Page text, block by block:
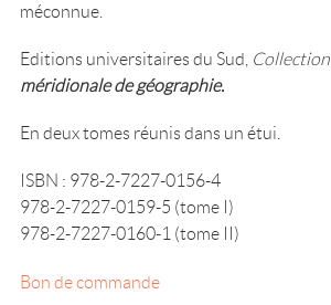
méconnue.
Editions universitaires du Sud, Collection
méridionale de géographie.
En deux tomes réunis dans un étui.
ISBN : 978-2-7227-0156-4
978-2-7227-0159-5 (tome I)
978-2-7227-0160-1 (tome II)
Bon de commande